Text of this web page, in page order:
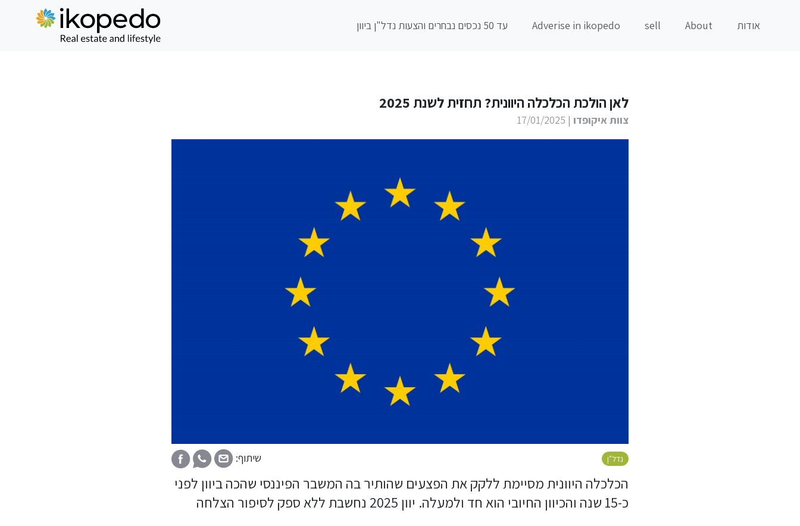
אודות About
sell
Adverise in ikopedo עד 50 נכסים נבחרים והצעות נדל"ן ביוון
לאן הולכת הכלכלה היוונית? תחזית לשנת 2025
צוות איקופדו | 17/01/2025
נדל"ן שיתוף:
הכלכלה היוונית מסיימת ללקק את הפצעים שהותיר בה המשבר הפיננסי שהכה ביוון לפני
כ-15 שנה והכיוון החיובי הוא חד ולמעלה. יוון 2025 נחשבת ללא ספק לסיפור הצלחה